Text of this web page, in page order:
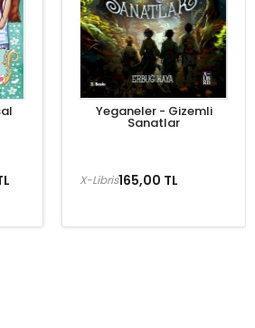
Yeganeler - Gizemli
Sanatlar
165,00 TL
X-Libris